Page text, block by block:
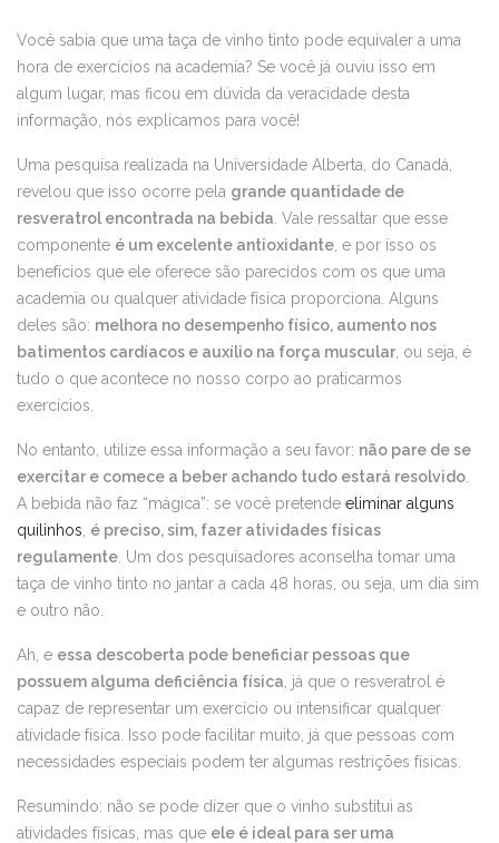
Você sabia que uma taça de vinho tinto pode equivaler a uma
hora de exercícios na academia? Se você já ouviu isso em
algum lugar, mas ficou em dúvida da veracidade desta
informação, nós explicamos para você!
Uma pesquisa realizada na Universidade Alberta, do Canadá,
revelou que isso ocorre pela grande quantidade de
resveratrol encontrada na bebida . Vale ressaltar que esse
componente é um excelente antioxidante , e por isso os
benefícios que ele oferece são parecidos com os que uma
academia ou qualquer atividade física proporciona. Alguns
deles são: melhora no desempenho físico, aumento nos
batimentos cardíacos e auxílio na força muscular , ou seja, é
tudo o que acontece no nosso corpo ao praticarmos
exercícios.
No entanto, utilize essa informação a seu favor: não pare de se
exercitar e comece a beber achando tudo estará resolvido
A bebida não faz “mágica”: se você pretende eliminar alguns
quilinhos é preciso, sim, fazer atividades físicas
regulamente . Um dos pesquisadores aconselha tomar uma
taça de vinho tinto no jantar a cada 48 horas, ou seja, um dia sim
e outro não.
Ah, e essa descoberta pode beneficiar pessoas que
possuem alguma deficiência física , já que o resveratrol é
capaz de representar um exercício ou intensificar qualquer
atividade física. Isso pode facilitar muito, já que pessoas com
necessidades especiais podem ter algumas restrições físicas.
Resumindo: não se pode dizer que o vinho substitui as
atividades físicas, mas que ele é ideal para ser uma